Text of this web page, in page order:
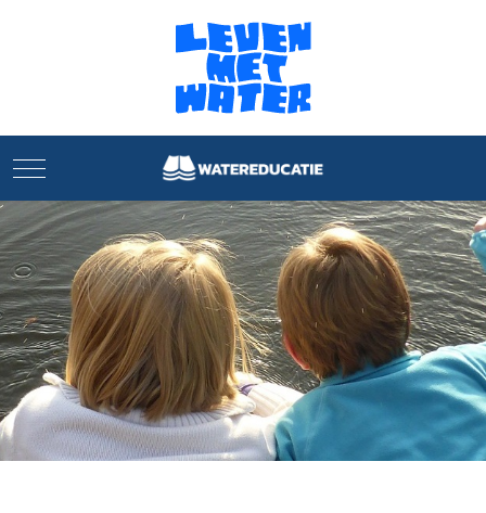
Mobile Menu Toggle